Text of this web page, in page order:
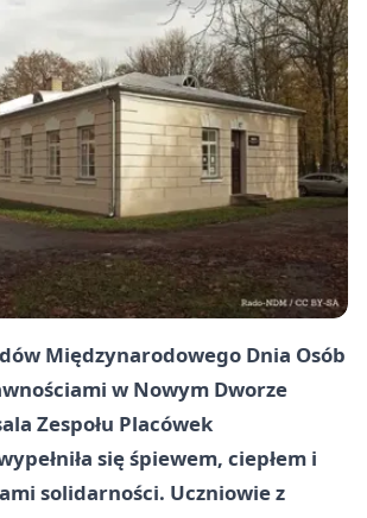
Międzynarodowego Dnia Osób
w Nowym Dworze
Zespołu Placówek
się śpiewem, ciepłem i
solidarności. Uczniowie z